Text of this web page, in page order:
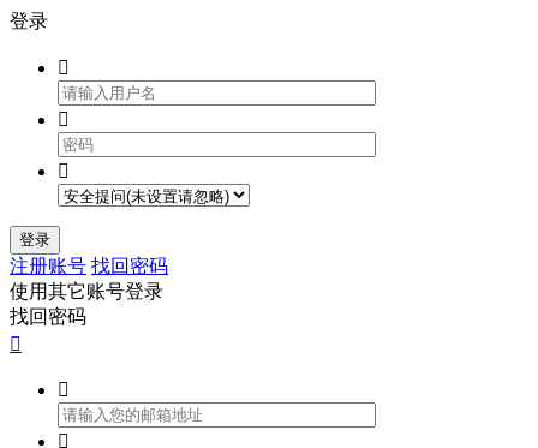
登录



登录
注册账号 找回密码
使用其它账号登录
找回密码


